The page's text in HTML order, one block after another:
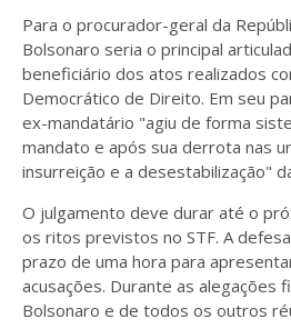
Para o procurador-geral da
Bolsonaro seria o principal
beneficiário dos atos realizados
Democrático de Direito. Em seu
ex-mandatário "agiu de forma
mandato e após sua derrota nas
insurreição e a desestabilização"
O julgamento deve durar até o
os ritos previstos no STF. A
prazo de uma hora para
acusações. Durante as alegações
Bolsonaro e de todos os outros